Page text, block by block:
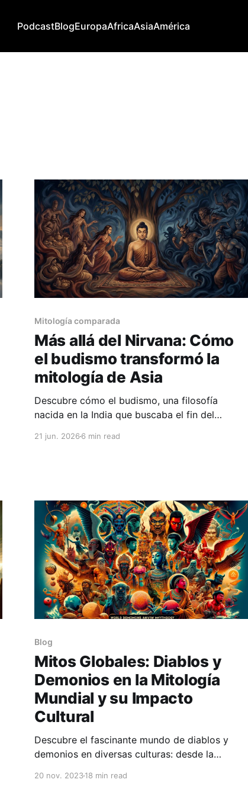
PodcastBlogEuropaAfricaAsiaAmérica
Mitología comparada
Más allá del Nirvana: Cómo
el budismo transformó la
mitología de Asia
Descubre cómo el budismo, una filosofía
nacida en la India que buscaba el fin del
dioses y demonios de toda Asia, desde la India
21 jun. 20266 min read
Blog
Mitos Globales: Diablos y
Demonios en la Mitología
Mundial y su Impacto
Cultural
Descubre el fascinante mundo de diablos y
demonios en diversas culturas: desde la
20 nov. 202318 min read